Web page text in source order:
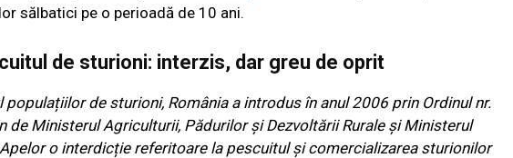
sălbatici pe o perioadă de 10 ani.
de sturioni: interzis, dar greu de oprit
populațiilor de sturioni, România a introdus în anul 2006 prin Ordinul nr.
Ministerul Agriculturii, Pădurilor și Dezvoltării Rurale și Ministerul
o interdicție referitoare la pescuitul și comercializarea sturionilor